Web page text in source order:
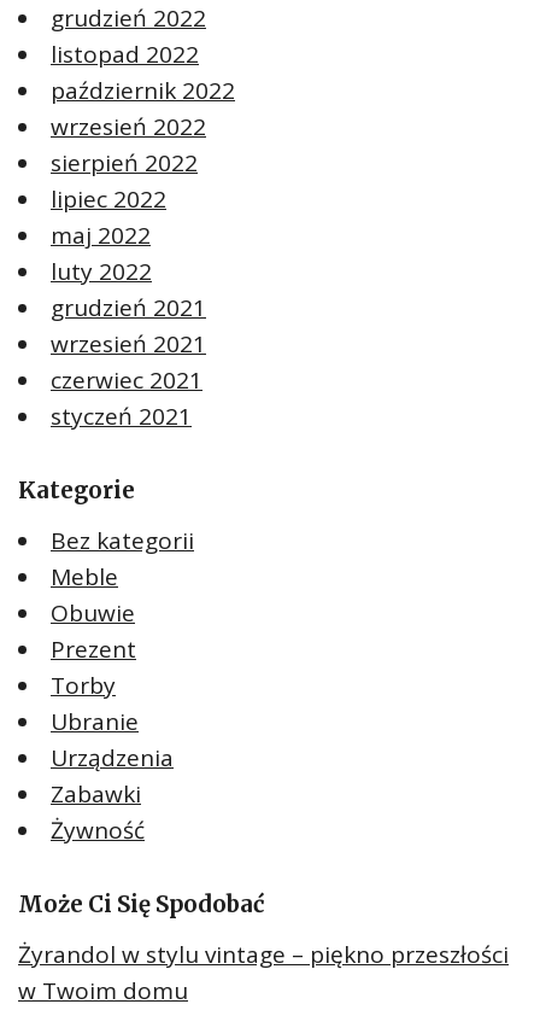
grudzień 2022
listopad 2022
październik 2022
wrzesień 2022
sierpień 2022
lipiec 2022
maj 2022
luty 2022
grudzień 2021
wrzesień 2021
czerwiec 2021
styczeń 2021
Kategorie
Bez kategorii
Meble
Obuwie
Prezent
Torby
Ubranie
Urządzenia
Zabawki
Żywność
Może Ci Się Spodobać
Żyrandol w stylu vintage – piękno przeszłości
w Twoim domu